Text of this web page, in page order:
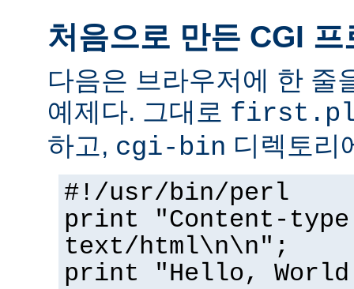
처음으로 만든 CGI 프
다음은 브라우저에 한 줄
예제다. 그대로
하고, cgi-bin 디렉토리
#!/usr/bin/perl
print "Content-
text/html\n\n";
print "Hello,